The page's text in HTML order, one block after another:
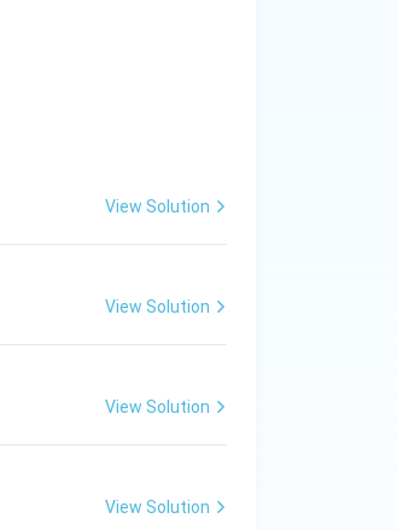
View Solution
View Solution
View Solution
View Solution